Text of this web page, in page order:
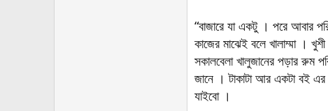
“বাজারে যা একটু । পরে আবার
কাজের মাঝেই বলে খালাম্মা ।
সকালবেলা খালুজানের পড়ার
জানে । টাকাটা আর একটা বই
যাইবো ।